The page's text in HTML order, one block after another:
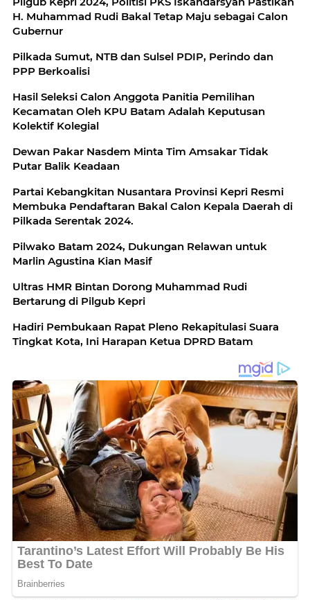
H. Muhammad Rudi Bakal Tetap Maju sebagai Calon
Gubernur
Pilkada Sumut, NTB dan Sulsel PDIP, Perindo dan
PPP Berkoalisi
Hasil Seleksi Calon Anggota Panitia Pemilihan
Kecamatan Oleh KPU Batam Adalah Keputusan
Kolektif Kolegial
Dewan Pakar Nasdem Minta Tim Amsakar Tidak
Putar Balik Keadaan
Partai Kebangkitan Nusantara Provinsi Kepri Resmi
Membuka Pendaftaran Bakal Calon Kepala Daerah di
Pilkada Serentak 2024.
Pilwako Batam 2024, Dukungan Relawan untuk
Marlin Agustina Kian Masif
Ultras HMR Bintan Dorong Muhammad Rudi
Bertarung di Pilgub Kepri
Hadiri Pembukaan Rapat Pleno Rekapitulasi Suara
Tingkat Kota, Ini Harapan Ketua DPRD Batam